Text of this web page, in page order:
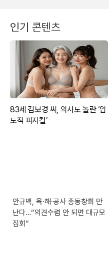
인기 콘텐츠
안규백, 육·해·공사 총동창회 만
난다…“의견수렴 안 되면 대규모
집회”